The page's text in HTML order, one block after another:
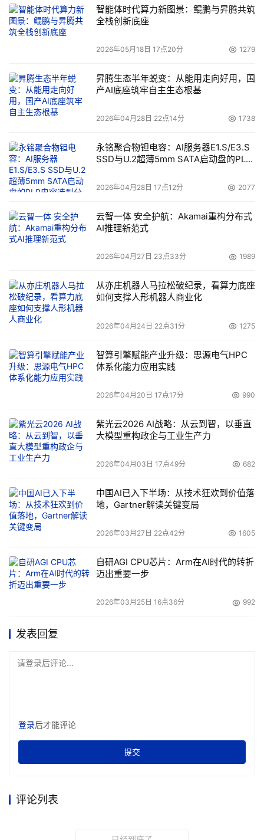
行、强化学习+微调”等产品方案，帮助客户快速开发匹配业
务场景的AI能力。同时，华为全面升级鲲鹏产品，坚持开源
开放，使能伙伴打造覆盖全场景差异化产品，并正式发布系
列华为计算部件，拓展新市场，共赢行业战略新机遇。
华为数据通信产品线总裁 王雷
信产品线总裁王雷指出，智能时代的加速到来，使得网络基
础设施亟待升级。华为数据通信将围绕AI-Powered 星河AI
网络打造品智联接，全系设备AI加持，以智赋网、以智护
网、以智强网，夯实智能时代的网络基石，携手伙伴抓住数
智化转型机遇，为千行万业创造更多价值，共赢数智未来。
华为数据存储产品线总裁 周跃峰
聚焦“共筑数智解决方案，共享数据存储产业大发展”的主
题，华为数据存储产品线总裁周跃峰认为，AI时代是数据的
黄金时代，存储创新是驱动AI未来的核心引擎。数据为基，
DCS AI解决方案加速AI行业化落地，携手生态伙伴共筑数
智解决方案，让数据洪流真正激荡出改变世界的力量，共享
存储产业大发展。
华为光产品线总裁 陈帮华
围绕“无光不AI，全光网加速AI普惠千行万业”主题，华为光
产品线总裁陈帮华表示，面向AI时代，各行各业都在积极拥
抱AI，AI普及迫切需要光技术的广泛应用，光技术会快速从
数据中心内部以及数据中心互联，延伸到每张行业通信网、
每个园区、每个感知终端。华为推出全光无损DCI、端到端
新方案及产品，携手伙伴和客户加速迈向全光网，让AI普惠
千行万业。
华为中国政企业务副总裁 郭振兴
年，面对数字化、智能化、自主创新带来的更大机遇，华为
将联合伙伴持续深耕“数字金融、制造与大企业、政务一网
通、公共事业、交通、电力、油气矿山、ISP与互联网”8大
力客户跨越行业数智化转型鸿沟。
智能体时代算力新图景：鲲鹏与昇腾共筑
全栈创新底座
2026年05月18日 17点20分 1279
昇腾生态半年蜕变：从能用走向好用，国
产AI底座筑牢自主生态根基
2026年04月28日 22点14分 1738
永铭聚合物钽电容：AI服务器E1.S/E3.S
SSD与U.2超薄5mm SATA启动盘的PLP
2026年04月28日 17点12分 2077
云智一体 安全护航：Akamai重构分布式
AI推理新范式
2026年04月27日 23点33分 1989
从亦庄机器人马拉松破纪录，看算力底座
如何支撑人形机器人商业化
2026年04月24日 22点31分 1275
智算引擎赋能产业升级：思源电气HPC
体系化能力应用实践
2026年04月20日 17点17分 990
紫光云2026 AI战略：从云到智，以垂直
大模型重构政企与工业生产力
2026年04月03日 17点49分 682
中国AI已入下半场：从技术狂欢到价值落
地，Gartner解读关键变局
2026年03月27日 22点42分 1605
自研AGI CPU芯片：Arm在AI时代的转折
迈出重要一步
2026年03月25日 16点36分 992
发表回复
请登录后评论...
登录后才能评论
提交
评论列表